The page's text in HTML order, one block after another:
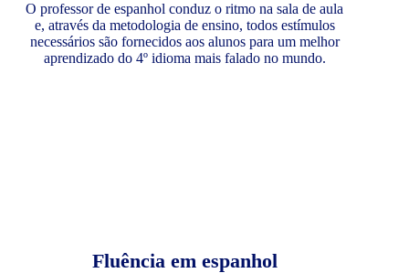
O professor de espanhol conduz o ritmo na sala de aula
e, através da metodologia de ensino, todos estímulos
necessários são fornecidos aos alunos para um melhor
aprendizado do 4º idioma mais falado no mundo.
Fluência em espanhol